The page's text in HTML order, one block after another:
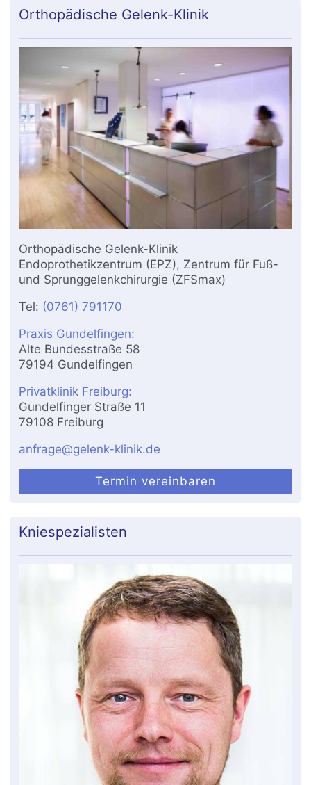
Orthopädische Gelenk-Klinik
Orthopädische Gelenk-Klinik
Endoprothetikzentrum (EPZ), Zentrum für Fuß-
und Sprunggelenkchirurgie (ZFSmax)
Tel: (0761) 791170
Praxis Gundelfingen:
Alte Bundesstraße 58
79194 Gundelfingen
Privatklinik Freiburg:
Gundelfinger Straße 11
79108 Freiburg
anfrage@gelenk-klinik.de
Termin vereinbaren
Kniespezialisten